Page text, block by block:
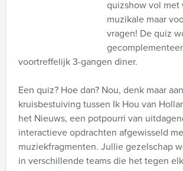
quizshow vol met
muzikale maar
vragen! De quiz
voortreffelijk 3-gangen diner.
Een quiz? Hoe dan? Nou, denk maar
kruisbestuiving tussen Ik Hou van
het Nieuws, een potpourri van
interactieve opdrachten afgewisseld
muziekfragmenten. Jullie gezelschap
in verschillende teams die het tegen